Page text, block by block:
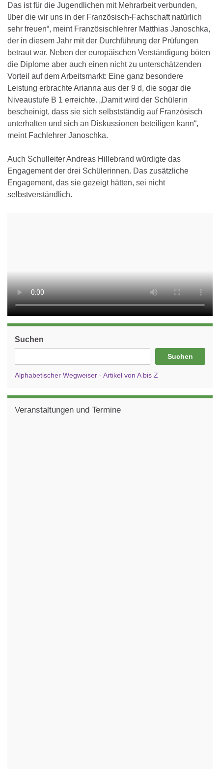
Das ist für die Jugendlichen mit Mehrarbeit verbunden,
über die wir uns in der Französisch-Fachschaft natürlich
sehr freuen“, meint Französischlehrer Matthias Janoschka,
der in diesem Jahr mit der Durchführung der Prüfungen
betraut war. Neben der europäischen Verständigung böten
die Diplome aber auch einen nicht zu unterschätzenden
Vorteil auf dem Arbeitsmarkt: Eine ganz besondere
Leistung erbrachte Arianna aus der 9 d, die sogar die
Niveaustufe B 1 erreichte. „Damit wird der Schülerin
bescheinigt, dass sie sich selbstständig auf Französisch
unterhalten und sich an Diskussionen beteiligen kann“,
meint Fachlehrer Janoschka.
Auch Schulleiter Andreas Hillebrand würdigte das
Engagement der drei Schülerinnen. Das zusätzliche
Engagement, das sie gezeigt hätten, sei nicht
selbstverständlich.
Suchen
Suchen
Alphabetischer Wegweiser - Artikel von A bis Z
Veranstaltungen und Termine